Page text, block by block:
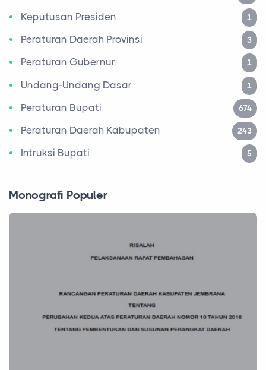
Keputusan Presiden 1
Peraturan Daerah Provinsi 3
Peraturan Gubernur 1
Undang-Undang Dasar 1
Peraturan Bupati 674
Peraturan Daerah Kabupaten 243
Intruksi Bupati 5
Monografi Populer